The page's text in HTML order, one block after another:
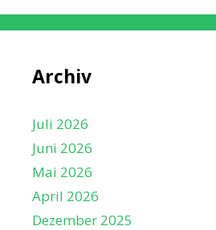
Archiv
Juli 2026
Juni 2026
Mai 2026
April 2026
Dezember 2025